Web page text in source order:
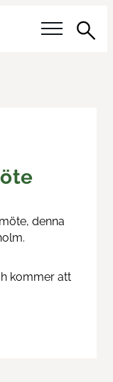
Sök
denna
kommer att